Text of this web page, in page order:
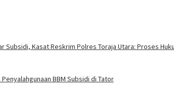
Subsidi, Kasat Reskrim Polres Toraja Utara: Proses
BBM Subsidi di Tator